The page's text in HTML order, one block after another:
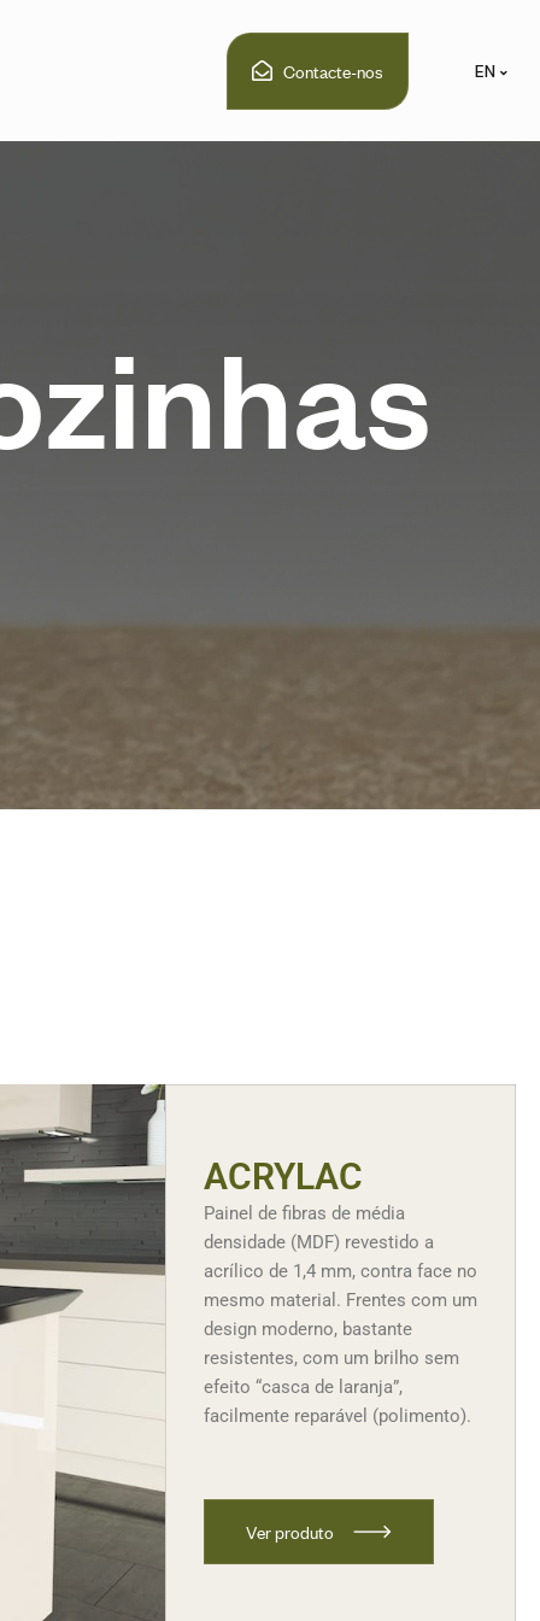
Contacte-nos EN
zinhas
ACRYLAC
Painel de fibras de média
densidade (MDF) revestido a
acrílico de 1,4 mm, contra face no
mesmo material. Frentes com um
design moderno, bastante
resistentes, com um brilho sem
efeito “casca de laranja”,
facilmente reparável (polimento).
Verproduto